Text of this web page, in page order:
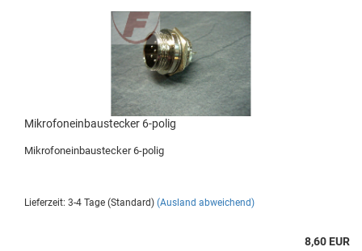
Mikrofoneinbaustecker 6-polig
Mikrofoneinbaustecker 6-polig
Lieferzeit: 3-4 Tage (Standard) (Ausland abweichend)
8,60 EUR